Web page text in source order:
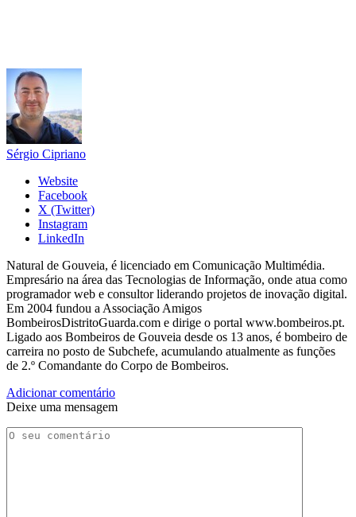
Sérgio Cipriano
Website
Facebook
X (Twitter)
Instagram
LinkedIn
Natural de Gouveia, é licenciado em Comunicação Multimédia.
Empresário na área das Tecnologias de Informação, onde atua como
programador web e consultor liderando projetos de inovação digital.
Em 2004 fundou a Associação Amigos
BombeirosDistritoGuarda.com e dirige o portal www.bombeiros.pt.
Ligado aos Bombeiros de Gouveia desde os 13 anos, é bombeiro de
carreira no posto de Subchefe, acumulando atualmente as funções
de 2.º Comandante do Corpo de Bombeiros.
Adicionar comentário
Deixe uma mensagem